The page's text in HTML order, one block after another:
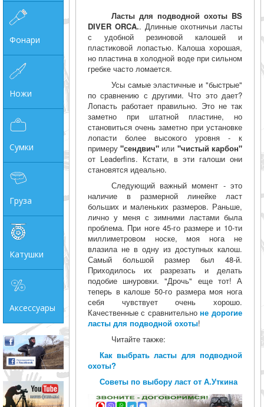
Фонари
Ножи
Сумки
Груза
Катушки
Аксессуары
Ласты для подводной охоты BS
DIVER ORCA.. Длинные охотничьи ласты
с удобной резиновой калошей и
пластиковой лопастью. Калоша хорошая,
но пластина в холодной воде при сильном
гребке часто ломается.
Усы самые эластичные и "быстрые"
по сравнению с другими. Что это дает?
Лопасть работает правильно. Это не так
заметно при штатной пластине, но
становиться очень заметно при установке
лопасти более высокого уровня - к
примеру"сендвич" или "чистый карбон"
от Leaderfins. Кстати, в эти галоши они
становятся идеально.
Следующий важный момент - это
наличие в размерной линейке ласт
больших и маленьких размеров. Раньше,
лично у меня с зимними ластами была
проблема. При ноге 45-го размере и 10-ти
миллиметровом носке, моя нога не
влазила не в одну из доступных калош.
Самый большой размер был 48-й.
Приходилось их разрезать и делать
подобие шнуровки. "Дрочь" еще тот! А
теперь в калоше 50-го размера моя нога
себя чувствует очень хорошо.
Качественные с сравнительноне дорогие
ласты для подводной охоты!
Читайте также:
Как выбрать ласты для подводной
охоты?
Советы по выбору ласт от А.Уткина